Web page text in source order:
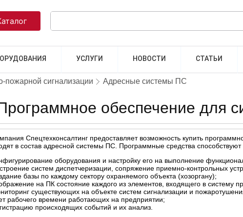
УСЛУГИ НОВОСТИ СТАТЬИ
пожарной сигнализации Адресные системы ПС
обеспечение для
Спецтехконсалтинг предоставляет возможность купить
в состав адресной системы ПС. Программные средства
оборудования и настройку его на выполнение
систем диспетчеризации, сопряжение приемно-контрольных
базы по каждому сектору охраняемого объекта (хозоргану);
на ПК состояние каждого из элементов, входящего в систему
существующих на объекте систем сигнализации и
рабочего времени работающих на предприятии;
происходящих событий и их анализ.